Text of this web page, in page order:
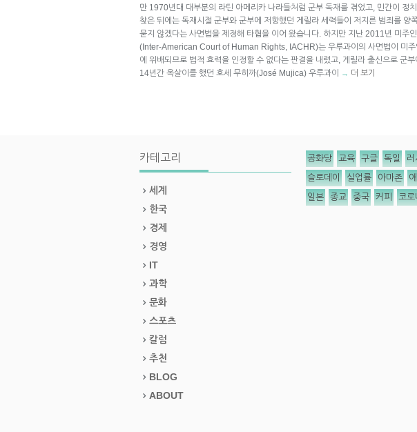
만 1970년대 대부분의 라틴 아메리카 나라들처럼 군부 독재를 겪었고, 민간이 정
찾은 뒤에는 독재시절 군부와 군부에 저항했던 게릴라 세력들이 저지른 범죄를 양
묻지 않겠다는 사면법을 제정해 타협을 이어 왔습니다. 하지만 지난 2011년 미주
(Inter-American Court of Human Rights, IACHR)는 우루과이의 사면법이 미주
에 위배되므로 법적 효력을 인정할 수 없다는 판결을 내렸고, 게릴라 출신으로 군부
14년간 옥살이를 했던 호세 무히까(José Mujica) 우루과이
→ 더 보기
카테고리
세계
한국
경제
경영
IT
과학
문화
스포츠
칼럼
추천
BLOG
ABOUT
공화당 교육 구글 독일 러
슬로데이 실업률 아마존
일본 종교 중국 커피 코로